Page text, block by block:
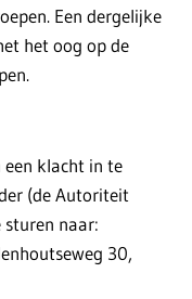
Een dergelijke
het oog op de
klacht in te
(de Autoriteit
sturen naar:
30,